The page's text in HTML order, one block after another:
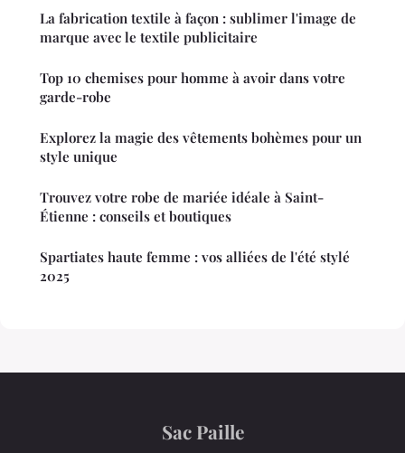
La fabrication textile à façon : sublimer l'image de
marque avec le textile publicitaire
Top 10 chemises pour homme à avoir dans votre
garde-robe
Explorez la magie des vêtements bohèmes pour un
style unique
Trouvez votre robe de mariée idéale à Saint-
Étienne : conseils et boutiques
Spartiates haute femme : vos alliées de l'été stylé
2025
Sac Paille